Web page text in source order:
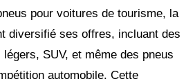
pour voitures de tourisme, la
diversifié ses offres, incluant des
SUV, et même des pneus
automobile. Cette